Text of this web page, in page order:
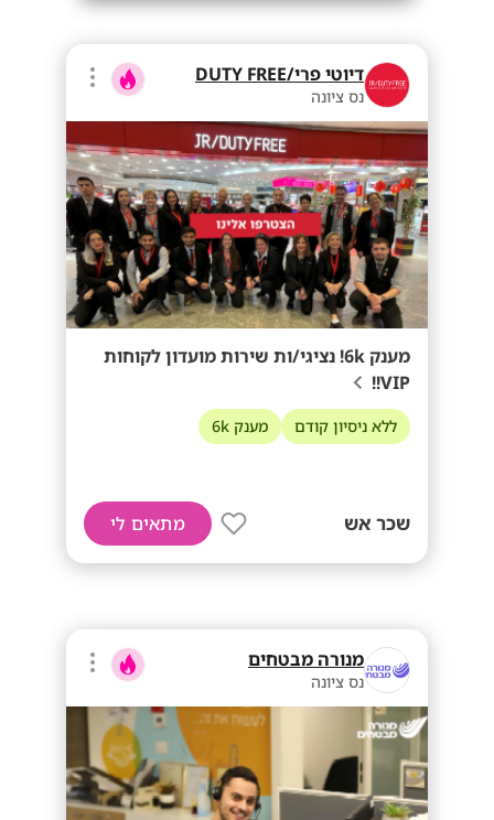
דיוטי פרי/DUTY FREE
נס ציונה
מענק 6k! נציגי/ות שירות מועדון לקוחות
VIP!!
ללא ניסיון קודם מענק 6k
שכר אש מתאים לי
מנורה מבטחים
נס ציונה